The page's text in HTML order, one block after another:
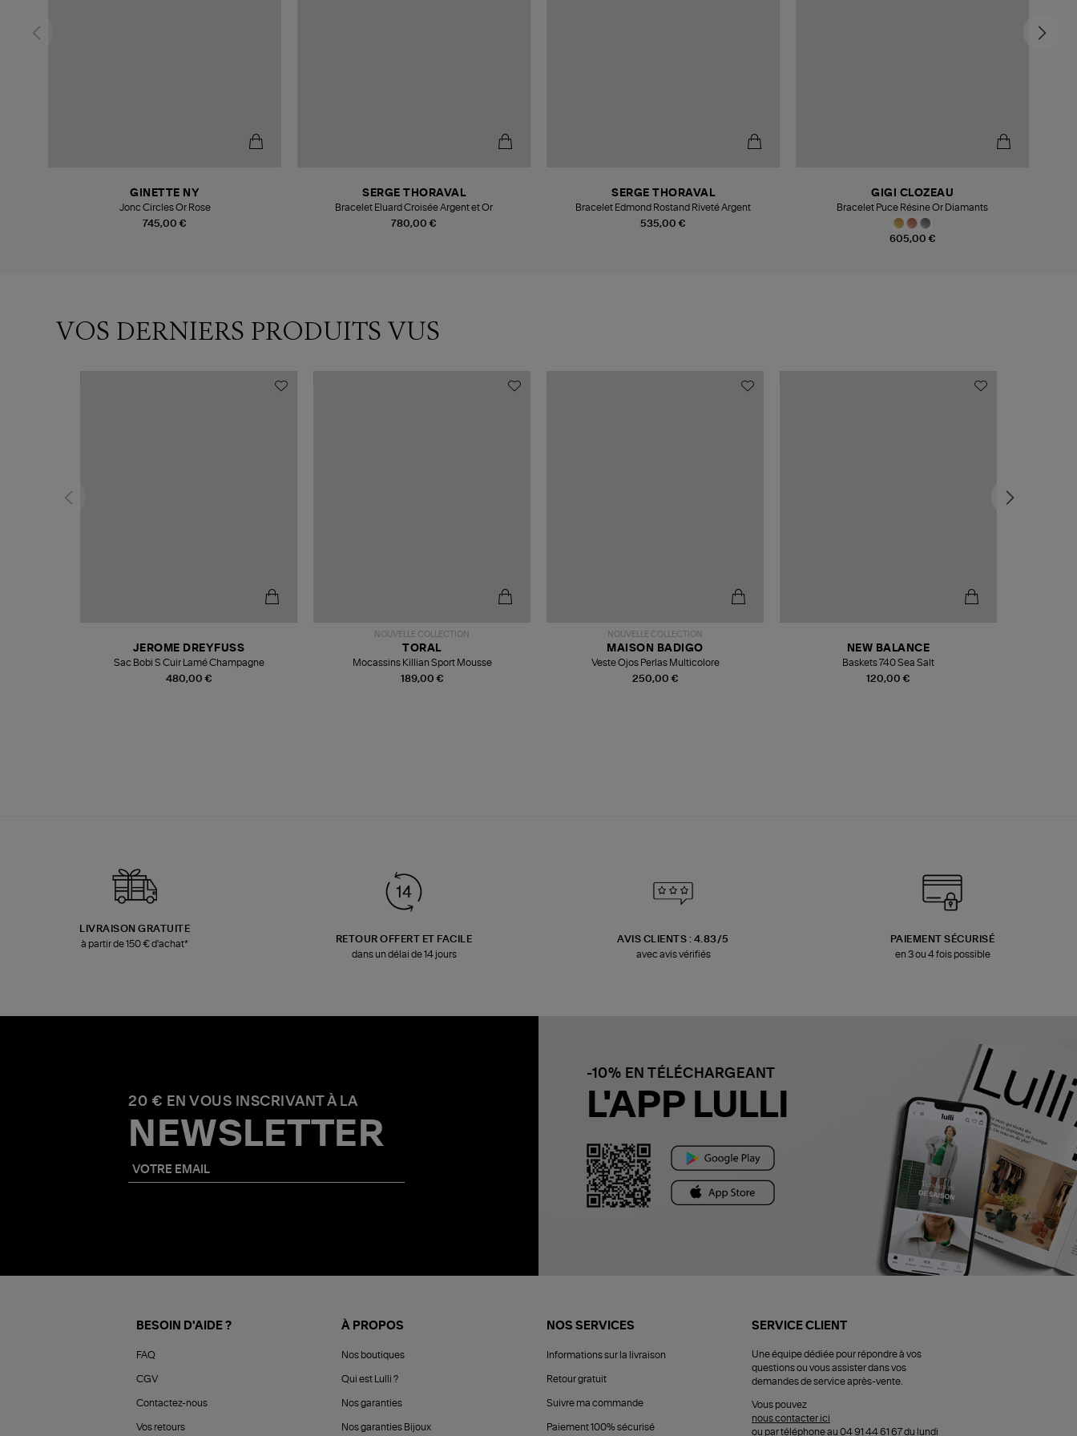
745,00 €
GINETTE NY
Jonc Circles Or Rose
780,00 €
SERGE THORAVAL
Bracelet Eluard Croisée Argent et Or
535,00 €
SERGE THORAVAL
Bracelet Edmond Rostand Riveté Argent
605,00 €
GIGI CLOZEAU
Bracelet Puce Résine Or Diamants
VOS DERNIERS PRODUITS VUS
480,00 €
JEROME DREYFUSS
Sac Bobi S Cuir Lamé Champagne
NOUVELLE COLLECTION
189,00 €
TORAL
Mocassins Killian Sport Mousse
NOUVELLE COLLECTION
250,00 €
MAISON BADIGO
Veste Ojos Perlas Multicolore
120,00 €
NEW BALANCE
Baskets 740 Sea Salt
LIVRAISON GRATUITE
à partir de 150 € d'achat*
RETOUR OFFERT ET FACILE
dans un délai de 14 jours
AVIS CLIENTS : 4.83/5
avec avis vérifiés
PAIEMENT SÉCURISÉ
en 3 ou 4 fois possible
20 € EN VOUS INSCRIVANT À LA
NEWSLETTER
-10% EN TÉLÉCHARGEANT
L'APP LULLI
BESOIN D'AIDE ?
FAQ
CGV
Contactez-nous
Vos retours
À PROPOS
Nos boutiques
Qui est Lulli ?
Nos garanties
Nos garanties Bijoux
NOS SERVICES
Informations sur la livraison
Retour gratuit
Suivre ma commande
Paiement 100% sécurisé
SERVICE CLIENT
Une équipe dédiée pour répondre à vos
questions ou vous assister dans vos
demandes de service après-vente.
Vous pouvez
nous contacter ici
ou par téléphone au 04 91 44 61 67 du lundi